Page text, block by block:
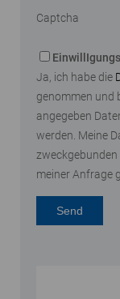
Captcha
Ja, ich habe die
genommen und
angegeben
werden. Meine
meiner Anfrage
Send